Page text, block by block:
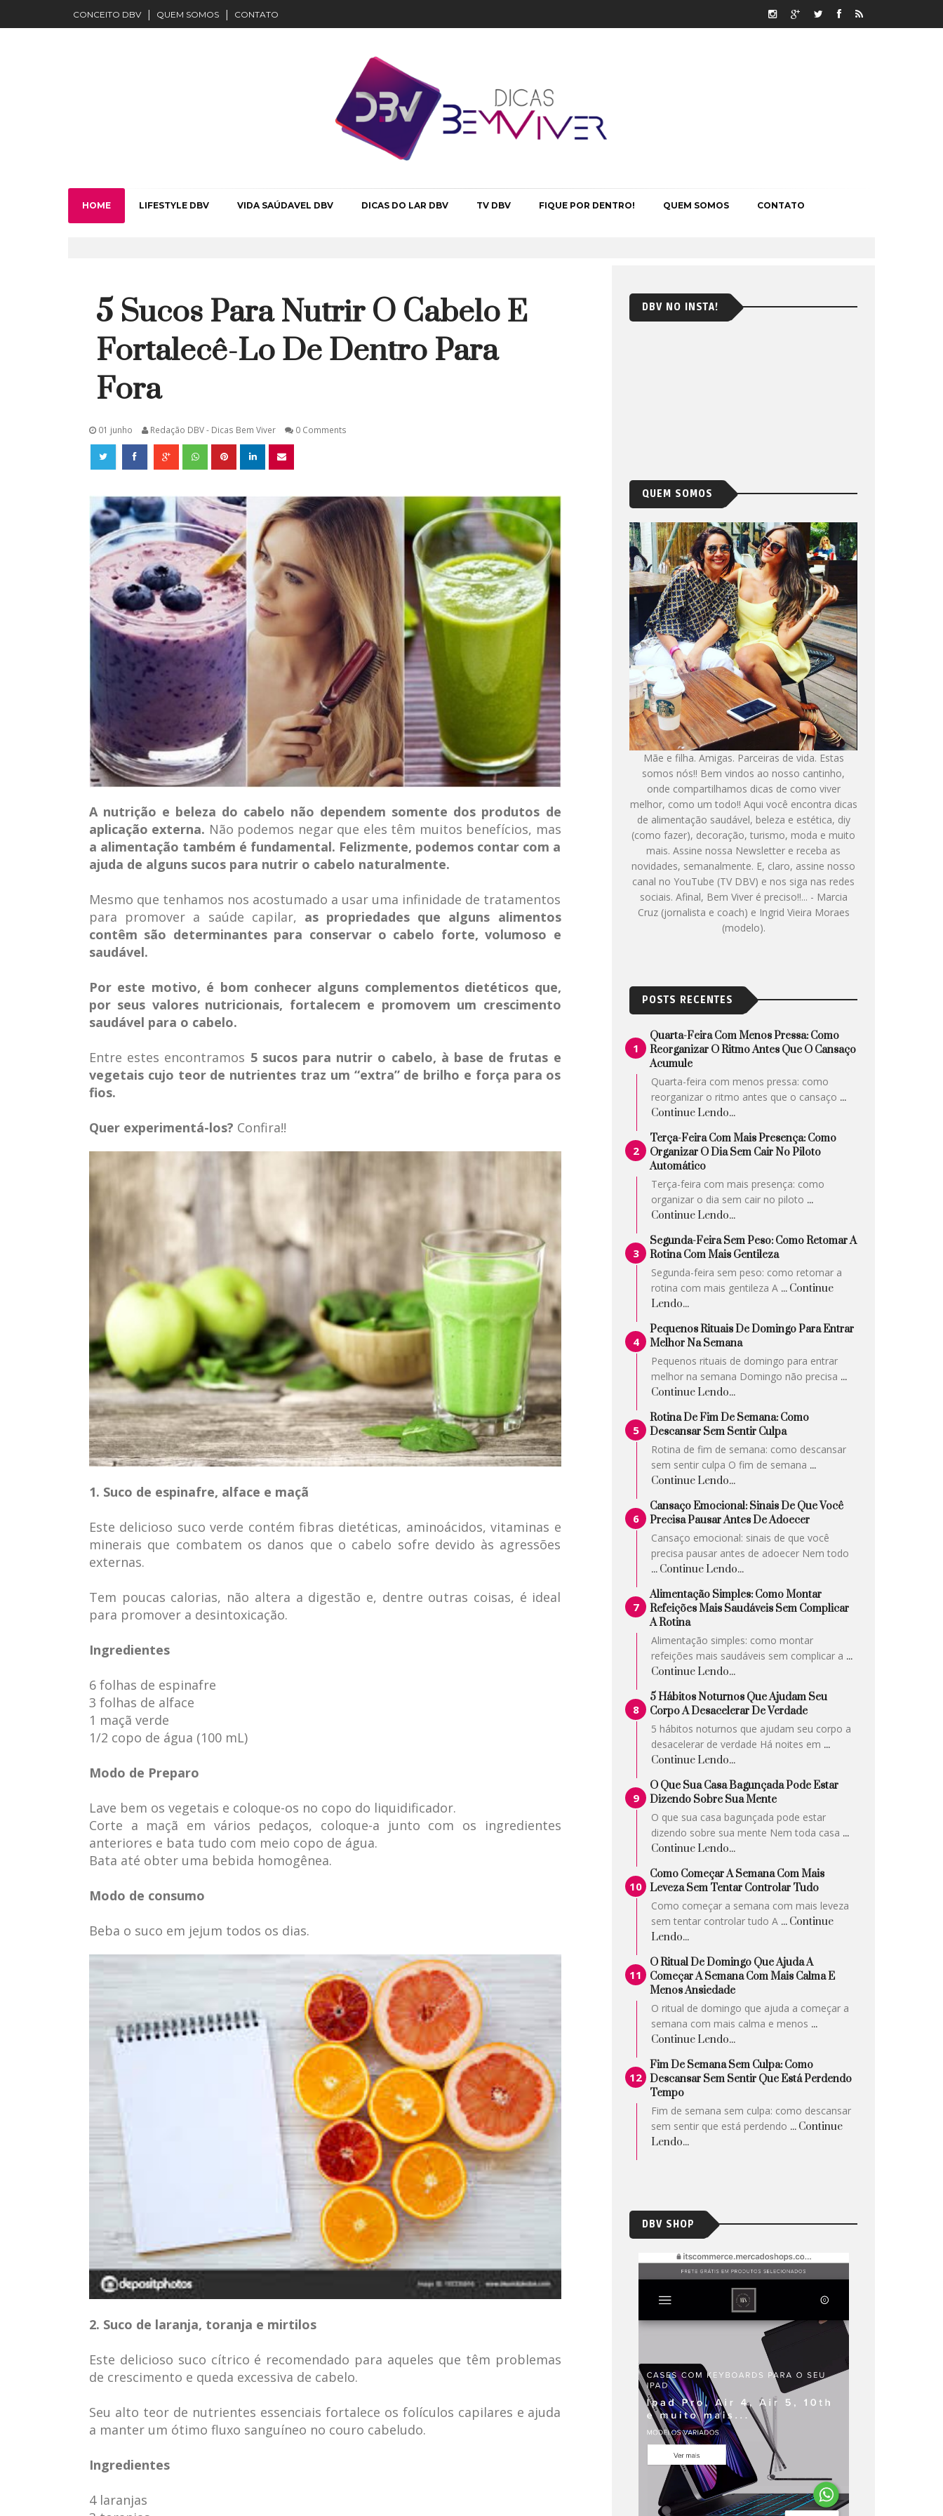
CONCEITO DBV QUEM SOMOS CONTATO
HOME LIFESTYLE DBV VIDA SAÚDAVEL DBV DICAS DO LAR DBV TV DBV FIQUE POR DENTRO! QUEM SOMOS CONTATO
5 Sucos Para Nutrir O Cabelo E
Fortalecê-Lo De Dentro Para
Fora
01 junho Redação DBV - Dicas Bem Viver 0 Comments
A nutrição e beleza do cabelo não dependem somente dos produtos de
aplicação externa. Não podemos negar que eles têm muitos benefícios, mas
a alimentação também é fundamental. Felizmente, podemos contar com a
ajuda de alguns sucos para nutrir o cabelo naturalmente.
Mesmo que tenhamos nos acostumado a usar uma infinidade de tratamentos
para promover a saúde capilar, as propriedades que alguns alimentos
contêm são determinantes para conservar o cabelo forte, volumoso e
saudável.
Por este motivo, é bom conhecer alguns complementos dietéticos que,
por seus valores nutricionais, fortalecem e promovem um crescimento
saudável para o cabelo.
Entre estes encontramos 5 sucos para nutrir o cabelo, à base de frutas e
vegetais cujo teor de nutrientes traz um “extra” de brilho e força para os
fios.
Quer experimentá-los? Confira!!
1. Suco de espinafre, alface e maçã
Este delicioso suco verde contém fibras dietéticas, aminoácidos, vitaminas e
minerais que combatem os danos que o cabelo sofre devido às agressões
externas.
Tem poucas calorias, não altera a digestão e, dentre outras coisas, é ideal
para promover a desintoxicação.
Ingredientes
6 folhas de espinafre
3 folhas de alface
1 maçã verde
1/2 copo de água (100 mL)
Modo de Preparo
Lave bem os vegetais e coloque-os no copo do liquidificador.
Corte a maçã em vários pedaços, coloque-a junto com os ingredientes
anteriores e bata tudo com meio copo de água.
Bata até obter uma bebida homogênea.
Modo de consumo
Beba o suco em jejum todos os dias.
2. Suco de laranja, toranja e mirtilos
Este delicioso suco cítrico é recomendado para aqueles que têm problemas
de crescimento e queda excessiva de cabelo.
Seu alto teor de nutrientes essenciais fortalece os folículos capilares e ajuda
a manter um ótimo fluxo sanguíneo no couro cabeludo.
Ingredientes
4 laranjas
DBV NO INSTA!
QUEM SOMOS
Mãe e filha. Amigas. Parceiras de vida. Estas
somos nós!! Bem vindos ao nosso cantinho,
onde compartilhamos dicas de como viver
melhor, como um todo!! Aqui você encontra dicas
de alimentação saudável, beleza e estética, diy
(como fazer), decoração, turismo, moda e muito
mais. Assine nossa Newsletter e receba as
novidades, semanalmente. E, claro, assine nosso
canal no YouTube (TV DBV) e nos siga nas redes
sociais. Afinal, Bem Viver é preciso!!... - Marcia
Cruz (jornalista e coach) e Ingrid Vieira Moraes
(modelo).
POSTS RECENTES
Quarta-Feira Com Menos Pressa: Como
Reorganizar O Ritmo Antes Que O Cansaço
Acumule
Quarta-feira com menos pressa: como
reorganizar o ritmo antes que o cansaço ...
Continue Lendo...
Terça-Feira Com Mais Presença: Como
Organizar O Dia Sem Cair No Piloto
Automático
Terça-feira com mais presença: como
organizar o dia sem cair no piloto ...
Continue Lendo...
Segunda-Feira Sem Peso: Como Retomar A
Rotina Com Mais Gentileza
Segunda-feira sem peso: como retomar a
rotina com mais gentileza A ... Continue
Lendo...
Pequenos Rituais De Domingo Para Entrar
Melhor Na Semana
Pequenos rituais de domingo para entrar
melhor na semana Domingo não precisa ...
Continue Lendo...
Rotina De Fim De Semana: Como
Descansar Sem Sentir Culpa
Rotina de fim de semana: como descansar
sem sentir culpa O fim de semana ...
Continue Lendo...
Cansaço Emocional: Sinais De Que Você
Precisa Pausar Antes De Adoecer
Cansaço emocional: sinais de que você
precisa pausar antes de adoecer Nem todo
... Continue Lendo...
Alimentação Simples: Como Montar
Refeições Mais Saudáveis Sem Complicar
A Rotina
Alimentação simples: como montar
refeições mais saudáveis sem complicar a ...
Continue Lendo...
5 Hábitos Noturnos Que Ajudam Seu
Corpo A Desacelerar De Verdade
5 hábitos noturnos que ajudam seu corpo a
desacelerar de verdade Há noites em ...
Continue Lendo...
O Que Sua Casa Bagunçada Pode Estar
Dizendo Sobre Sua Mente
O que sua casa bagunçada pode estar
dizendo sobre sua mente Nem toda casa ...
Continue Lendo...
Como Começar A Semana Com Mais
Leveza Sem Tentar Controlar Tudo
Como começar a semana com mais leveza
sem tentar controlar tudo A ... Continue
Lendo...
O Ritual De Domingo Que Ajuda A
Começar A Semana Com Mais Calma E
Menos Ansiedade
O ritual de domingo que ajuda a começar a
semana com mais calma e menos ...
Continue Lendo...
Fim De Semana Sem Culpa: Como
Descansar Sem Sentir Que Está Perdendo
Tempo
Fim de semana sem culpa: como descansar
sem sentir que está perdendo ... Continue
Lendo...
DBV SHOP